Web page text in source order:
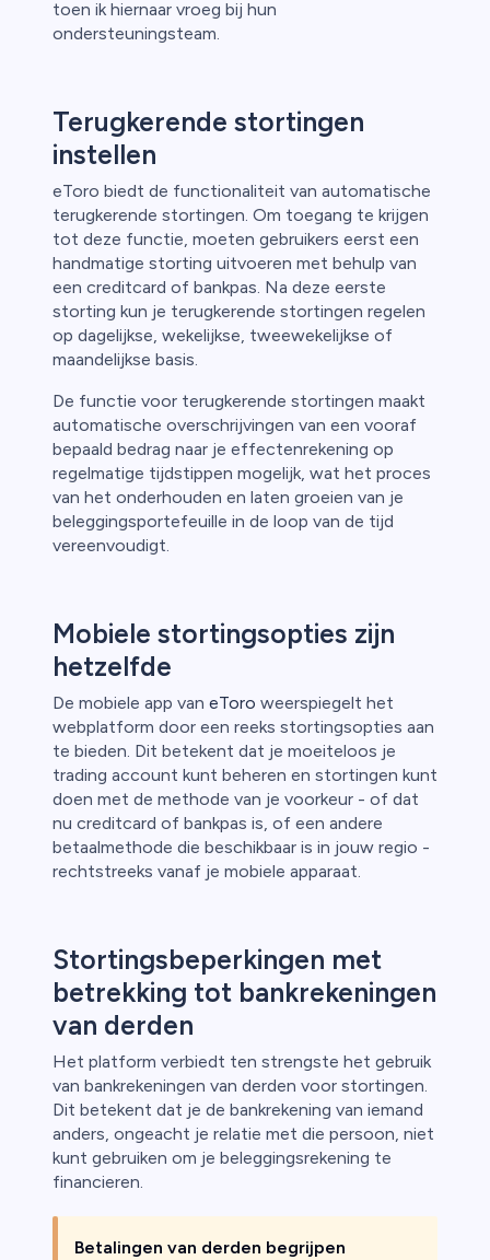
toen ik hiernaar vroeg bij hun
ondersteuningsteam.
Terugkerende stortingen
instellen
eToro biedt de functionaliteit van automatische
terugkerende stortingen. Om toegang te krijgen
tot deze functie, moeten gebruikers eerst een
handmatige storting uitvoeren met behulp van
een creditcard of bankpas. Na deze eerste
storting kun je terugkerende stortingen regelen
op dagelijkse, wekelijkse, tweewekelijkse of
maandelijkse basis.
De functie voor terugkerende stortingen maakt
automatische overschrijvingen van een vooraf
bepaald bedrag naar je effectenrekening op
regelmatige tijdstippen mogelijk, wat het proces
van het onderhouden en laten groeien van je
beleggingsportefeuille in de loop van de tijd
vereenvoudigt.
Mobiele stortingsopties zijn
hetzelfde
De mobiele app van eToro weerspiegelt het
webplatform door een reeks stortingsopties aan
te bieden. Dit betekent dat je moeiteloos je
trading account kunt beheren en stortingen kunt
doen met de methode van je voorkeur - of dat
nu creditcard of bankpas is, of een andere
betaalmethode die beschikbaar is in jouw regio -
rechtstreeks vanaf je mobiele apparaat.
Stortingsbeperkingen met
betrekking tot bankrekeningen
van derden
Het platform verbiedt ten strengste het gebruik
van bankrekeningen van derden voor stortingen.
Dit betekent dat je de bankrekening van iemand
anders, ongeacht je relatie met die persoon, niet
kunt gebruiken om je beleggingsrekening te
financieren.
Betalingen van derden begrijpen